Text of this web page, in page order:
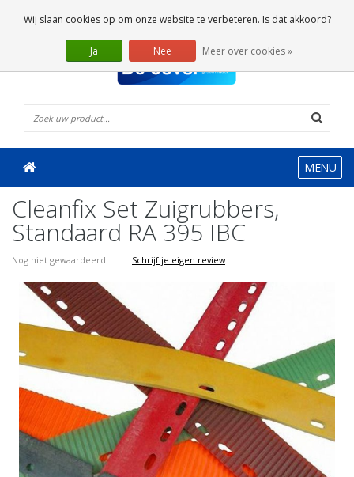
0 Artikelen
MENU
Cleanfix Set Zuigrubbers,
Standaard RA 395 IBC
Nog niet gewaardeerd | Schrijf je eigen review
Wij slaan cookies op om onze website te verbeteren. Is dat akkoord?
Ja Nee Meer over cookies »